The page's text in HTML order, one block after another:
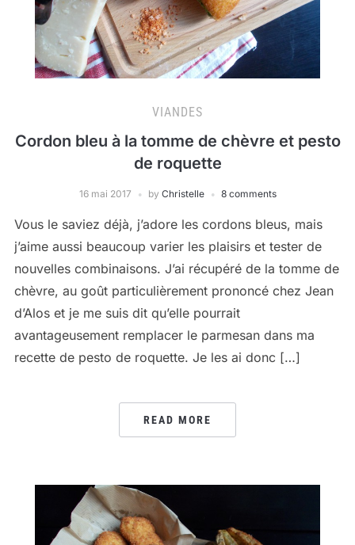
VIANDES
Cordon bleu à la tomme de chèvre et pesto
de roquette
16 mai 2017 by Christelle 8 comments
Vous le saviez déjà, j’adore les cordons bleus, mais
j’aime aussi beaucoup varier les plaisirs et tester de
nouvelles combinaisons. J’ai récupéré de la tomme de
chèvre, au goût particulièrement prononcé chez Jean
d’Alos et je me suis dit qu’elle pourrait
avantageusement remplacer le parmesan dans ma
recette de pesto de roquette. Je les ai donc […]
READ MORE